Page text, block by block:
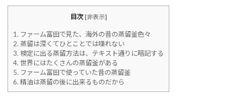
目次 [非表示]
1. ファーム富田で見た、海外の昔の蒸留釜色々
2. 蒸留は深くてひとことでは喋れない
3. 検定に出る蒸留方法は、テキスト通りに暗記する
4. 世界にはたくさんの蒸留釜がある
5. ファーム富田で使っていた昔の蒸留釜
6. 精油は蒸留の後に出来るものだから